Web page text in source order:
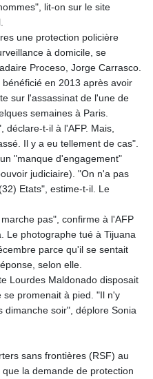
lit-on sur le site
une protection policière
à domicile, se
Proceso, Jorge Carrasco.
en 2013 après avoir
sur l'assassinat de l'une de
semaines à Paris.
déclare-t-il à l'AFP. Mais,
Il y a eu tellement de cas".
"manque d'engagement"
judiciaire). "On n'a pas
Etats", estime-t-il. Le
pas", confirme à l'AFP
Le photographe tué à Tijuana
parce qu'il se sentait
selon elle.
Lourdes Maldonado disposait
promenait à pied. "Il n'y
dimanche soir", déplore Sonia
sans frontières (RSF) au
la demande de protection